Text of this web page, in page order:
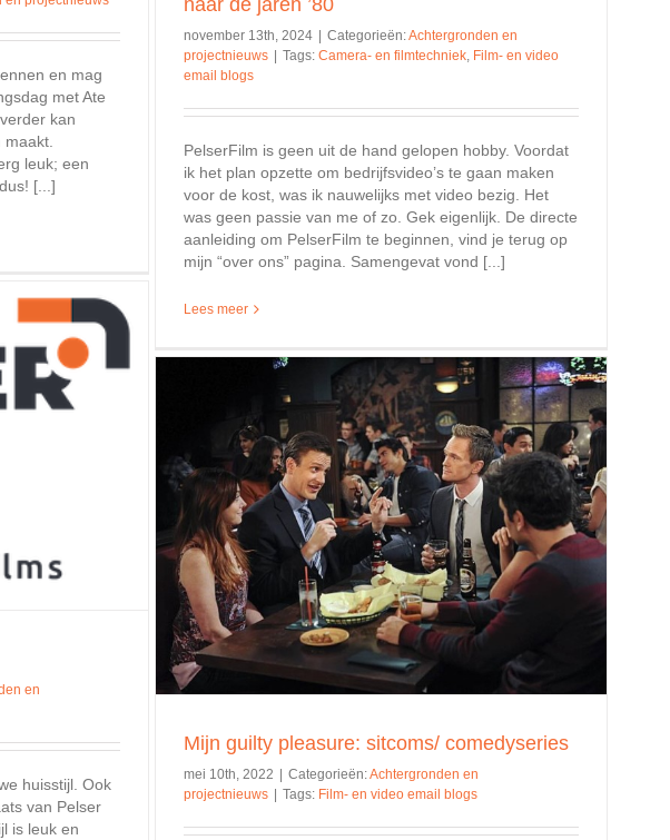
en mag
met Ate
kan
leuk; een
[...]
november 13th, 2024 Categorieën:Achtergronden en
projectnieuws
Tags: Camera- en filmtechniek, Film- en video
email blogs
PelserFilm is geen uit de hand gelopen hobby. Voordat
ik het plan opzette om bedrijfsvideo’s te gaan maken
voor de kost, was ik nauwelijks met video bezig. Het
was geen passie van me of zo. Gek eigenlijk. De directe
aanleiding om PelserFilm te beginnen, vind je terug op
mijn “over ons” pagina. Samengevat vond [...]
Lees meer
en
huisstijl. Ook
van Pelser
is leuk en
Mijn guilty pleasure: sitcoms/ comedyseries
mei 10th, 2022 | Categorieën:Achtergronden en
projectnieuws | Tags: Film- en video email blogs